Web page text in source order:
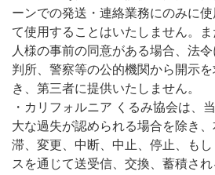
ーンでの発送・連絡業務にのみに
て使用することはいたしません。
人様の事前の同意がある場合、法
判所、警察等の公的機関から開示
き、第三者に提供いたしません。
・カリフォルニア くるみ協会は、
大な過失が認められる場合を除き
滞、変更、中断、中止、停止、も
スを通じて送受信、交換、蓄積さ